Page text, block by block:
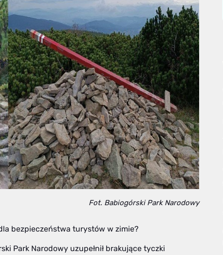
Fot. Babiogórski Park Narodowy
bezpieczeństwa turystów w zimie?
Park Narodowy uzupełnił brakujące tyczki